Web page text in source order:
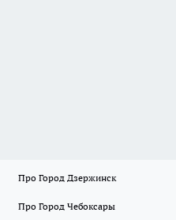
Про Город Дзержинск
Про Город Чебоксары